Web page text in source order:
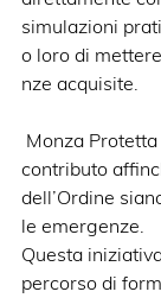
simulazioni
o loro di
nze acquisite.
Monza
contributo
dell’Ordine
le emergenze.
Questa
percorso di